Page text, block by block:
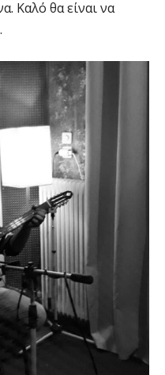
Καλό θα είναι να